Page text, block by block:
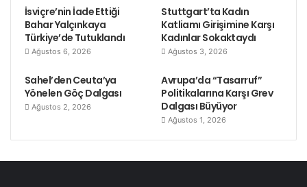
İsviçre’nin İade Ettiği
Bahar Yalçınkaya
Türkiye’de Tutuklandı
Ağustos 6, 2026
Stuttgart’ta Kadın
Katliamı Girişimine Karşı
Kadınlar Sokaktaydı
Ağustos 3, 2026
Sahel’den Ceuta’ya
Yönelen Göç Dalgası
Ağustos 2, 2026
Avrupa’da “Tasarruf”
Politikalarına Karşı Grev
Dalgası Büyüyor
Ağustos 1, 2026